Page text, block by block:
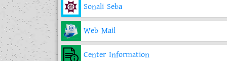
Sonali Seba
Web Mail
Center Information